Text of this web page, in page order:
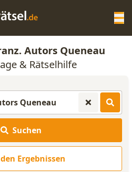
HILFE
GENERATOR
WORTLISTE
Autors Queneau
& Rätselhilfe
Suchen
Ergebnissen